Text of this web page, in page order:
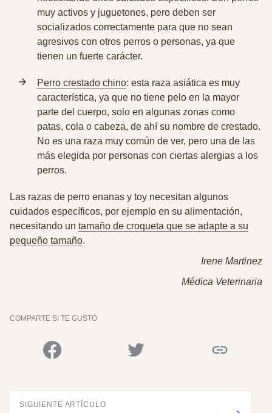
muy activos y juguetones, pero deben ser
socializados correctamente para que no sean
agresivos con otros perros o personas, ya que
tienen un fuerte carácter.
Perro crestado chino: esta raza asiática es muy
característica, ya que no tiene pelo en la mayor
parte del cuerpo, solo en algunas zonas como
patas, cola o cabeza, de ahí su nombre de crestado.
No es una raza muy común de ver, pero una de las
más elegida por personas con ciertas alergias a los
perros.
Las razas de perro enanas y toy necesitan algunos
cuidados específicos, por ejemplo en su alimentación,
necesitando un tamaño de croqueta que se adapte a su
pequeño tamaño.
Irene Martinez
Médica Veterinaria
COMPARTE SI TE GUSTÓ
SIGUIENTE ARTÍCULO